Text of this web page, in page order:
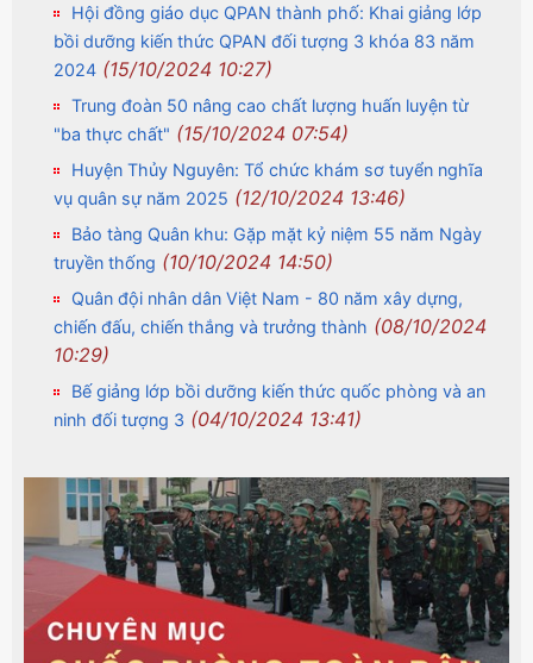
Hội đồng giáo dục QPAN thành phố: Khai giảng lớp
bồi dưỡng kiến thức QPAN đối tượng 3 khóa 83 năm
2024 (15/10/2024 10:27)
Trung đoàn 50 nâng cao chất lượng huấn luyện từ
"ba thực chất" (15/10/2024 07:54)
Huyện Thủy Nguyên: Tổ chức khám sơ tuyển nghĩa
vụ quân sự năm 2025 (12/10/2024 13:46)
Bảo tàng Quân khu: Gặp mặt kỷ niệm 55 năm Ngày
truyền thống (10/10/2024 14:50)
Quân đội nhân dân Việt Nam - 80 năm xây dựng,
chiến đấu, chiến thắng và trưởng thành (08/10/2024
10:29)
Bế giảng lớp bồi dưỡng kiến thức quốc phòng và an
ninh đối tượng 3 (04/10/2024 13:41)